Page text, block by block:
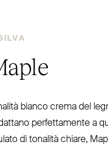
bianco crema del
per­fet­tamente a
di tonalità chiare,